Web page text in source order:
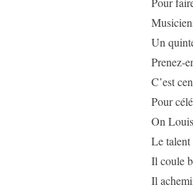
Un
Prenez-
C’est
Pour
On
Le talent
Il coule
Il